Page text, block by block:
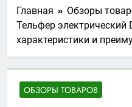
Главная
Обзоры
Тельфер электрический
характеристики и
ОБЗОРЫ ТОВАРОВ